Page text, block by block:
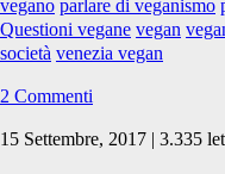
vegano parlare di veganismo
Questioni vegane vegan
società venezia vegan
2 Commenti
15 Settembre, 2017 | 3.335